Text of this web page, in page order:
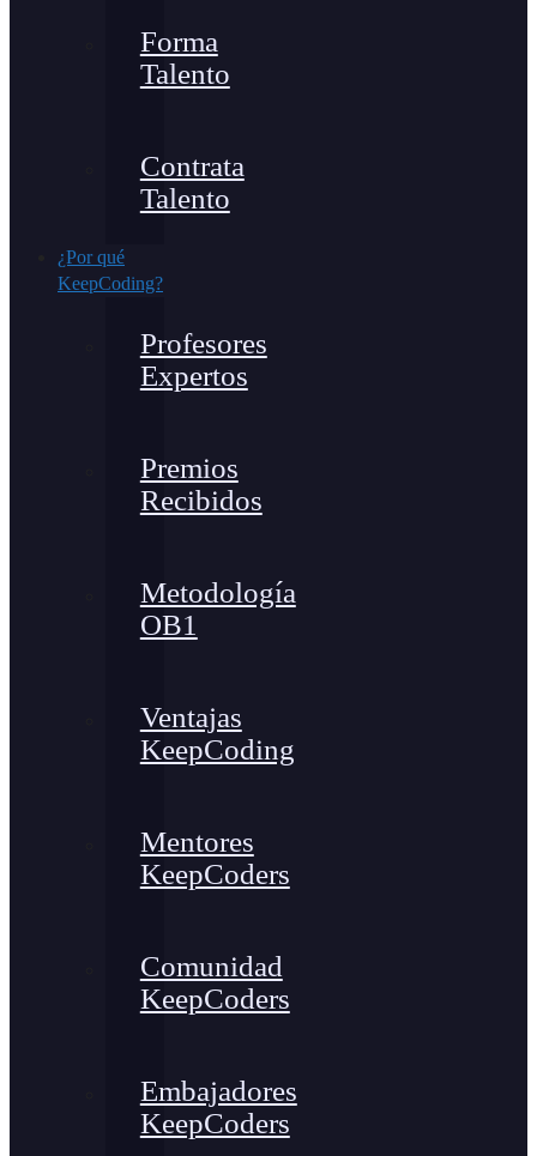
Forma
Talento
Contrata
Talento
¿Por qué
KeepCoding?
Profesores
Expertos
Premios
Recibidos
Metodología
OB1
Ventajas
KeepCoding
Mentores
KeepCoders
Comunidad
KeepCoders
Embajadores
KeepCoders